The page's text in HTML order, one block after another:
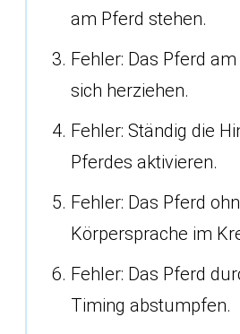
am Pferd stehen.
Fehler: Das Pferd
sich herziehen.
Fehler: Ständig die
Pferdes aktivieren.
Fehler: Das Pferd
Körpersprache im
Fehler: Das Pferd
Timing abstumpfen.